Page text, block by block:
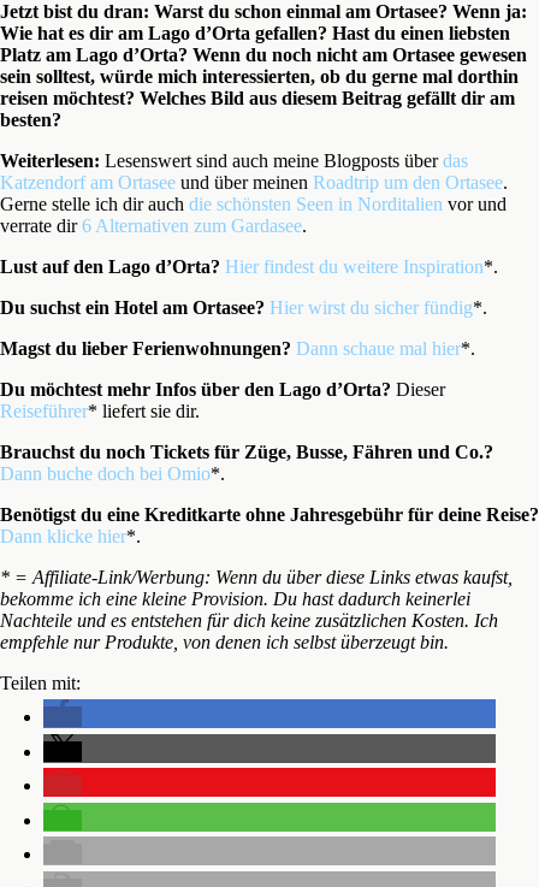
Jetzt bist du dran: Warst du schon einmal am Ortasee? Wenn ja:
Wie hat es dir am Lago d’Orta gefallen? Hast du einen liebsten
Platz am Lago d’Orta? Wenn du noch nicht am Ortasee gewesen
sein solltest, würde mich interessierten, ob du gerne mal dorthin
reisen möchtest? Welches Bild aus diesem Beitrag gefällt dir am
besten?
Weiterlesen: Lesenswert sind auch meine Blogposts überdas
Katzendorf am Ortasee und über meinen Roadtrip um den Ortasee.
Gerne stelle ich dir auch die schönsten Seen in Norditalien vor und
verrate dir6 Alternativen zum Gardasee.
Lust auf den Lago d’Orta? Hier findest du weitere Inspiration*.
Du suchst ein Hotel am Ortasee? Hier wirst du sicher fündig*.
Magst du lieber Ferienwohnungen? Dann schaue mal hier*.
Du möchtest mehr Infos über den Lago d’Orta? Dieser
Reiseführer* liefert sie dir.
Brauchst du noch Tickets für Züge, Busse, Fähren und Co.?
Dann buche doch bei Omio*.
Benötigst du eine Kreditkarte ohne Jahresgebühr für deine Reise?
Dann klicke hier*.
* = Affiliate-Link/Werbung: Wenn du über diese Links etwas kaufst,
bekomme ich eine kleine Provision. Du hast dadurch keinerlei
Nachteile und es entstehen für dich keine zusätzlichen Kosten. Ich
empfehle nur Produkte, von denen ich selbst überzeugt bin.
Teilen mit: